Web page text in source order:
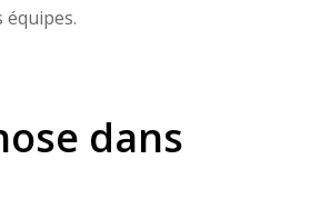
équipes.
dans